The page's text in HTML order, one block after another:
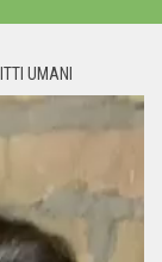
UMANI